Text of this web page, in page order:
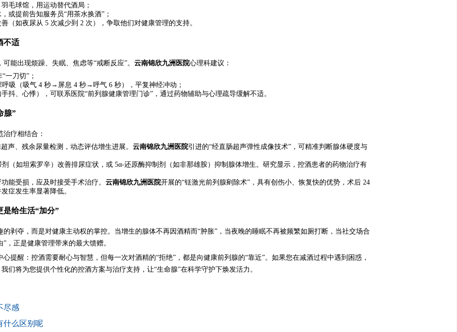
毛球馆，用运动替代酒局；
或提前告知服务员“用茶水换酒”；
（如夜尿从 5 次减少到 2 次），争取他们对健康管理的支持。
不适
能出现烦躁、失眠、焦虑等“戒断反应”。 云南锦欣九洲医院心理科建议：
一刀切”；
呼吸（吸气 4 秒→屏息 4 秒→呼气 6 秒），平复神经冲动；
抖、心悸），可联系医院“前列腺健康管理门诊”，通过药物辅助与心理疏导缓解不适。
腺”
疗相结合：
声、残余尿量检测，动态评估增生进展。 云南锦欣九洲医院引进的“经直肠超声弹性成像技术”，可精准判断腺体硬度与
剂（如坦索罗辛）改善排尿症状，或 5α-还原酶抑制剂（如非那雄胺）抑制腺体增生。研究显示，控酒患者的药物治疗有
能受损，应及时接受手术治疗。 云南锦欣九洲医院开展的“铥激光前列腺剜除术”，具有创伤小、恢复快的优势，术后 24
症发生率显著降低。
是给生活“加分”
剥夺，而是对健康主动权的掌控。当增生的腺体不再因酒精而“肿胀”，当夜晚的睡眠不再被频繁如厕打断，当社交场合
正是健康管理带来的最大馈赠。
心提醒：控酒需要耐心与智慧，但每一次对酒精的“拒绝”，都是向健康前列腺的“靠近”。如果您在减酒过程中遇到困惑，
们将为您提供个性化的控酒方案与治疗支持，让“生命腺”在科学守护下焕发活力。
尽感
什么区别呢